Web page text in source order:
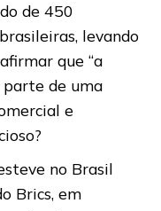
de 450
levando
que “a
parte de uma
e
no Brasil
Brics, em